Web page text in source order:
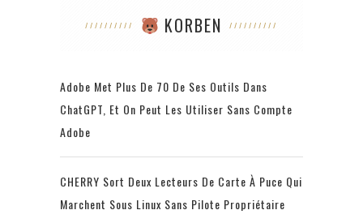
KORBEN
Adobe Met Plus De 70 De Ses Outils Dans
ChatGPT, Et On Peut Les Utiliser Sans Compte
Adobe
CHERRY Sort Deux Lecteurs De Carte À Puce Qui
Marchent Sous Linux Sans Pilote Propriétaire